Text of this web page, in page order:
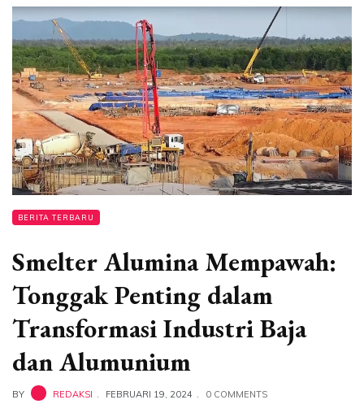
BERITA TERBARU
Smelter Alumina Mempawah:
Tonggak Penting dalam
Transformasi Industri Baja
dan Alumunium
BY REDAKSI FEBRUARI 19, 2024 0 COMMENTS